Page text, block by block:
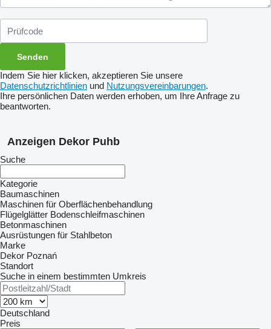
Indem Sie hier klicken, akzeptieren Sie unsere
Datenschutzrichtlinien und Nutzungsvereinbarungen.
Ihre persönlichen Daten werden erhoben, um Ihre Anfrage zu
beantworten.
Anzeigen Dekor Puhb
Suche
Kategorie
Baumaschinen
Maschinen für Oberflächenbehandlung
Flügelglätter Bodenschleifmaschinen
Betonmaschinen
Ausrüstungen für Stahlbeton
Marke
Dekor Poznań
Standort
Suche in einem bestimmten Umkreis
Deutschland
Preis